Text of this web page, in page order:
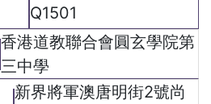
Q1501
香港道教聯合會圓玄學院第
三中學
新界將軍澳唐明街2號尚